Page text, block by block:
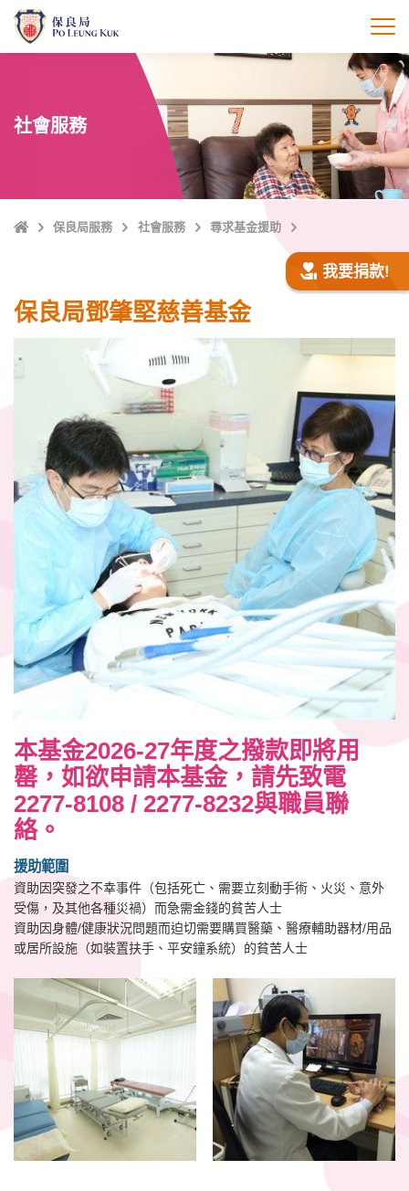
打
社會服務
主
保良局服務 社會服務 尋求基金援助
我要捐款!
保良局鄧肇堅慈善基金
本基金2026-27年度之撥款即將用
罄，如欲申請本基金，請先致電
2277-8108 / 2277-8232與職員聯
絡。
援助範圍
資助因突發之不幸事件（包括死亡、需要立刻動手術、火災、意外
受傷，及其他各種災禍）而急需金錢的貧苦人士
資助因身體/健康狀況問題而迫切需要購買醫藥、醫療輔助器材/用品
或居所設施（如裝置扶手、平安鐘系統）的貧苦人士